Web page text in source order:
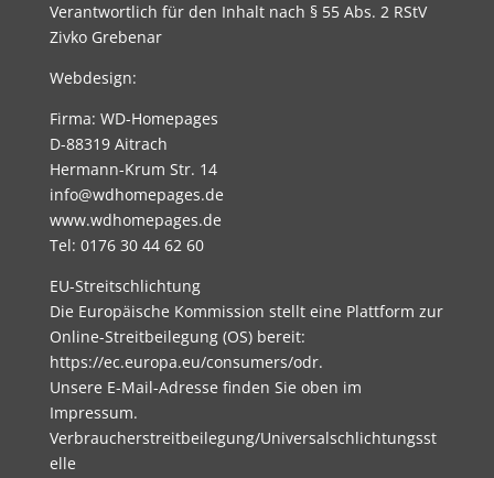
Verantwortlich für den Inhalt nach § 55 Abs. 2 RStV
Zivko Grebenar
Webdesign:
Firma: WD-Homepages
D-88319 Aitrach
Hermann-Krum Str. 14
info@wdhomepages.de
www.wdhomepages.de
Tel: 0176 30 44 62 60
EU-Streitschlichtung
Die Europäische Kommission stellt eine Plattform zur
Online-Streitbeilegung (OS) bereit:
https://ec.europa.eu/consumers/odr.
Unsere E-Mail-Adresse finden Sie oben im
Impressum.
Verbraucherstreitbeilegung/Universalschlichtungsst
elle